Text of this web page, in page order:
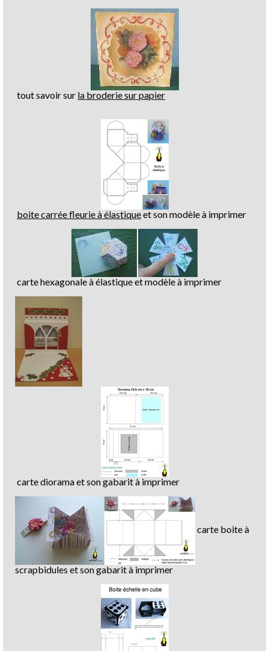
tout savoir sur la broderie sur papier
boite carrée fleurie à élastiqueet son modèle à imprimer
carte hexagonale à élastique et modèle à imprimer
carte diorama et son gabarit à imprimer
carte boite à
scrapbidules et son gabarit à imprimer